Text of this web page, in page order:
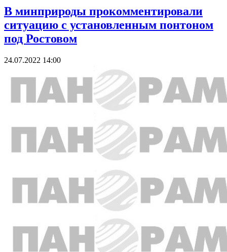
В минприроды прокомментировали
ситуацию с установленным понтоном
под Ростовом
24.07.2022 14:00